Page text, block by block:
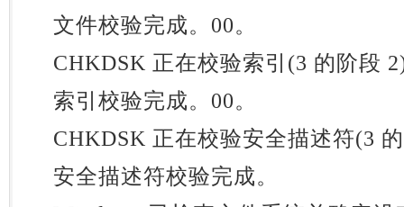
文件校验完成。00。
CHKDSK 正在校验索引(3 的阶段
索引校验完成。00。
CHKDSK 正在校验安全描述符(3
安全描述符校验完成。